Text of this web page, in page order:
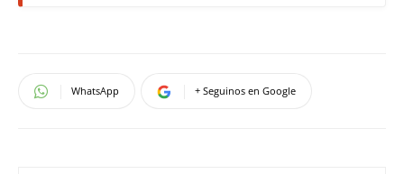
WhatsApp + Seguinos en Google